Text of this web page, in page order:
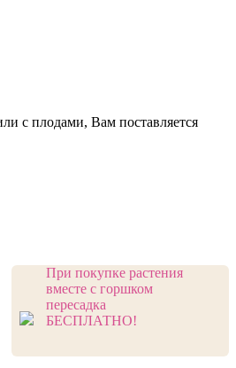
с плодами, Вам поставляется
При покупке растения
вместе с горшком
пересадка
БЕСПЛАТНО!